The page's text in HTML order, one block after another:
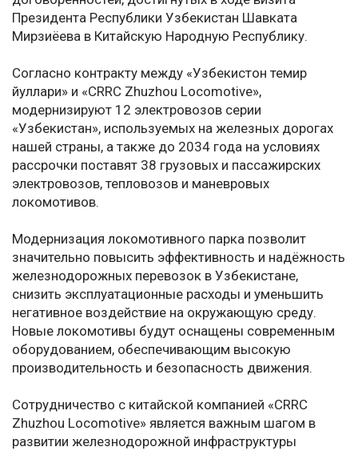
Президента Республики Узбекистан Шавката
Мирзиёева в Китайскую Народную Республику.
Согласно контракту между «Узбекистон темир
йуллари» и «CRRC Zhuzhou Locomotive»,
модернизируют 12 электровозов серии
«Узбекистан», используемых на железных дорогах
нашей страны, а также до 2034 года на условиях
рассрочки поставят 38 грузовых и пассажирских
электровозов, тепловозов и маневровых
локомотивов.
Модернизация локомотивного парка позволит
значительно повысить эффективность и надёжность
железнодорожных перевозок в Узбекистане,
снизить эксплуатационные расходы и уменьшить
негативное воздействие на окружающую среду.
Новые локомотивы будут оснащены современным
оборудованием, обеспечивающим высокую
производительность и безопасность движения.
Сотрудничество с китайской компанией «CRRC
Zhuzhou Locomotive» является важным шагом в
развитии железнодорожной инфраструктуры